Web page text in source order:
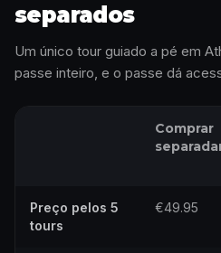
separados
Um único tour guiado a pé em
passe inteiro, e o passe dá
Comprar
Preço pelos 5
tours
€49.95